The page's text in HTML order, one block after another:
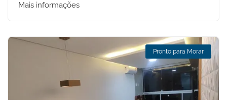
Mais informações
Pronto para Morar